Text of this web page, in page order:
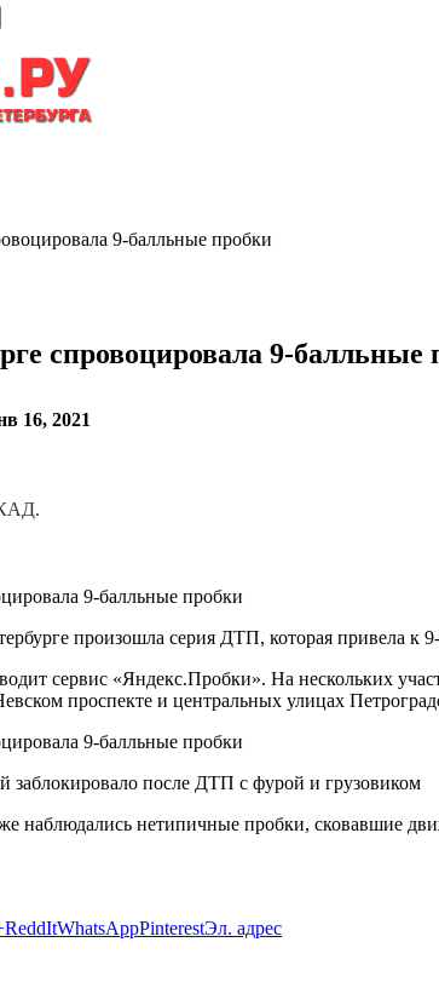
9-балльные пробки
спровоцировала 9-балльные
16, 2021
произошла серия ДТП, которая привела к
сервис «Яндекс.Пробки». На нескольких
проспекте и центральных улицах
заблокировало после ДТП с фурой и грузовиком
наблюдались нетипичные пробки, сковавшие
ReddItWhatsAppPinterestЭл. адрес